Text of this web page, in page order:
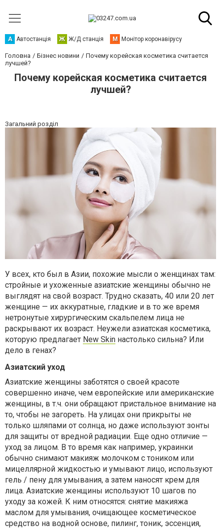
А Автостанція Ж Ж/Д станція М Монітор коронавірусу
Головна Бізнес новини
Почему корейская косметика считается
лучшей?
Почему корейская косметика считается
лучшей?
Загальний розділ
У всех, кто был в Азии, похожие мысли о женщинах там:
стройные и ухоженные азиатские женщины обычно не
выглядят на свой возраст. Трудно сказать, 40 или 20 лет
женщине — их аккуратные, гладкие и в то же время
нетронутые хирургическим скальпелем лица не
раскрывают их возраст. Неужели азиатская косметика,
которую предлагает New Skin настолько сильна? Или
дело в генах?
Азиатский уход
Азиатские женщины заботятся о своей красоте
совершенно иначе, чем европейские или американские
женщины, в т.ч. они обращают пристальное внимание на
то, чтобы не загореть. На улицах они прикрыты не
только шляпами от солнца, но даже используют зонты
для защиты от вредной радиации. Еще одно отличие —
уход за лицом. В то время как например, украинки
обычно снимают макияж молочком с тоником или
мицеллярной жидкостью и умывают лицо, используют
гель / пену для умывания, а затем наносят крем для
лица. Азиатские женщины используют 10 шагов по
уходу за кожей. К ним относятся: снятие макияжа
маслом для умывания, очищающее косметическое
средство на водной основе, пилинг, тоник, эссенция,